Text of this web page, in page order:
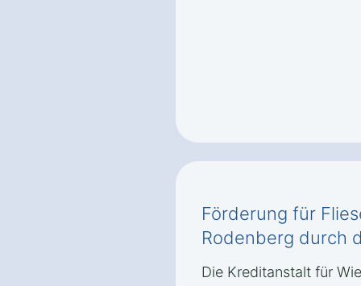
Förderung für
Rodenberg durch
Die Kreditanstalt für